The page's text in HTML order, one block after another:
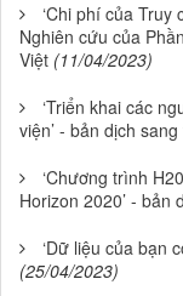
‘Chi phí của
Nghiên cứu của
Việt (11/04/2023)
‘Triển khai các
viện’ - bản dịch
‘Chương trình
Horizon 2020’ - bản
‘Dữ liệu của bạn
(25/04/2023)